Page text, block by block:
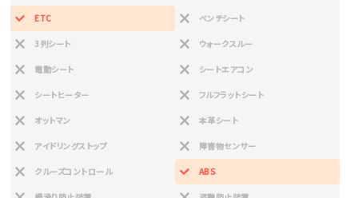
ETC ベンチシート
3列シート ウォークスルー
電動シート シートエアコン
シートヒーター フルフラットシート
オットマン 本革シート
アイドリングストップ 障害物センサー
クルーズコントロール ABS